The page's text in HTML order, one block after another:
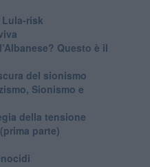
Lula-risk
Questo è il
del sionismo
Sionismo e
della tensione
parte)